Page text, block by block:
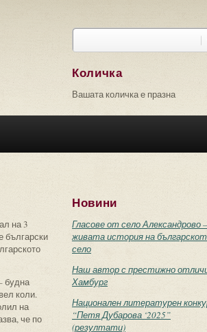
Търси
Количка
Вашата количка е празна
на 3
български
будна
коли.
на
че по
Новини
Гласове от село Александрово –
живата история на
село
Наш автор с престижно
Хамбург
Национален литературен
“Петя Дубарова ‘2025”
(резултати)